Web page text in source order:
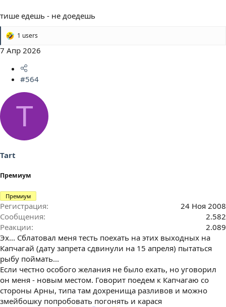
тише едешь - не доедешь
Р
е
а
1 users
7 Апр 2026
#564
T
Tart
Премиум
Премиум
Регистрация
24 Ноя 2008
Сообщения
2.582
Реакции
2.089
Эх... Сблатовал меня тесть поехать на этих выходных на
Капчагай (дату запрета сдвинули на 15 апреля) пытаться
рыбу поймать...
Если честно особого желания не было ехать, но уговорил
он меня - новым местом. Говорит поедем к Капчагаю со
стороны Арны, типа там дохренища разливов и можно
змейбошку попробовать погонять и карася